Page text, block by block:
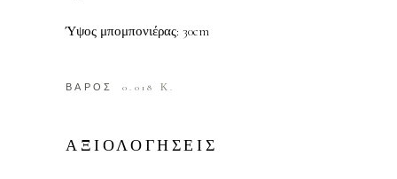
Ύψος μπομπονιέρας: 30cm
ΒΑΡΟΣ 0.018 Κ.
ΑΞΙΟΛΟΓΗΣΕΙΣ